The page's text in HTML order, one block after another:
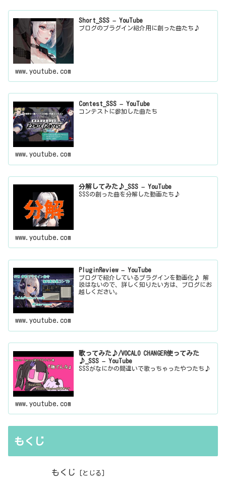
Short_SSS – YouTube
ブログのプラグイン紹介用に創った曲たち♪
www.youtube.com
Contest_SSS – YouTube
コンテストに参加した曲たち
www.youtube.com
分解してみた♪_SSS – YouTube
SSSの創った曲を分解した動画たち♪
www.youtube.com
PluginReview – YouTube
ブログで紹介しているプラグインを動画化♪ 解
説はないので、詳しく知りたい方は、ブログにお
越しください。
www.youtube.com
歌ってみた♪/VOCALO CHANGER使ってみた
♪_SSS – YouTube
SSSがなにかの間違いで歌っちゃったやつたち♪
www.youtube.com
もくじ
もくじ